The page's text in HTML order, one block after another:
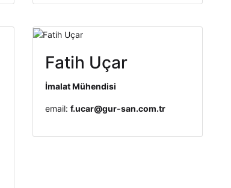
Fatih Uçar
İmalat Mühendisi
email: f.ucar@gur-san.com.tr